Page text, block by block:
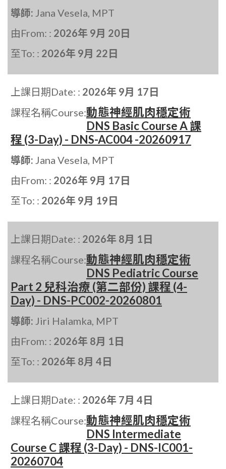
導師: Jana Vesela, MPT
由From: : 2026年 9月 20日
至To: : 2026年 9月 22日
上課日期Date: : 2026年 9月 17日
課程名稱Course:動態神經肌肉穩定術
DNS Basic Course A 課
程 (3-Day) - DNS-AC004 -20260917
導師: Jana Vesela, MPT
由From: : 2026年 9月 17日
至To: : 2026年 9月 19日
上課日期Date: : 2026年 8月 1日
課程名稱Course:動態神經肌肉穩定術
DNS Pediatric Course
Part 2 兒科治療 (第二部份) 課程 (4-
Day) - DNS-PC002-20260801
導師: Jiri Halamka, MPT
由From: : 2026年 8月 1日
至To: : 2026年 8月 4日
上課日期Date: : 2026年 7月 4日
課程名稱Course:動態神經肌肉穩定術
DNS Intermediate
Course C 課程 (3-Day) - DNS-IC001-
20260704